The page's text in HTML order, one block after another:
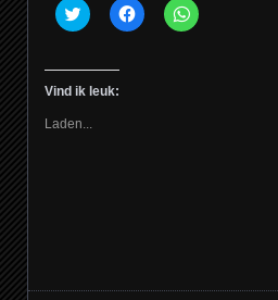
Klik
om
met
Twitter
(Wordt
een
Klik
om
Klik
om
Vind ik leuk:
Laden...